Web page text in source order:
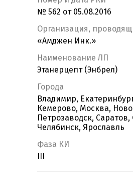
№ 562 от 05.08.2016
Организация,
«Амджен Инк.»
Наименование ЛП
Этанерцепт (Энбрел)
Города
Владимир,
Кемерово, Москва,
Петрозаводск,
Челябинск, Ярославль
Фаза КИ